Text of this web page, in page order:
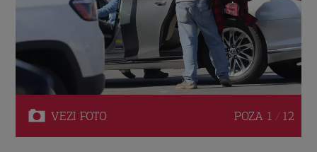
VEZI FOTO POZA 1 / 12